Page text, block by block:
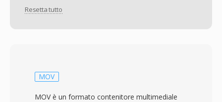
Resetta tutto
MOV
MOV è un formato contenitore multimediale